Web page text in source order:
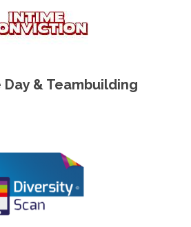
& Teambuilding